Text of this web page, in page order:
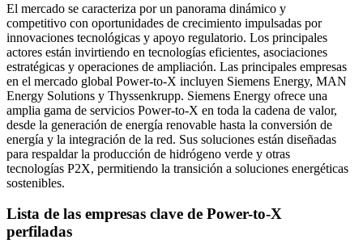
El mercado se caracteriza por un panorama dinámico y
competitivo con oportunidades de crecimiento impulsadas por
innovaciones tecnológicas y apoyo regulatorio. Los principales
actores están invirtiendo en tecnologías eficientes, asociaciones
estratégicas y operaciones de ampliación. Las principales empresas
en el mercado global Power-to-X incluyen Siemens Energy, MAN
Energy Solutions y Thyssenkrupp. Siemens Energy ofrece una
amplia gama de servicios Power-to-X en toda la cadena de valor,
desde la generación de energía renovable hasta la conversión de
energía y la integración de la red. Sus soluciones están diseñadas
para respaldar la producción de hidrógeno verde y otras
tecnologías P2X, permitiendo la transición a soluciones energéticas
sostenibles.
Lista de las empresas clave de Power-to-X
perfiladas